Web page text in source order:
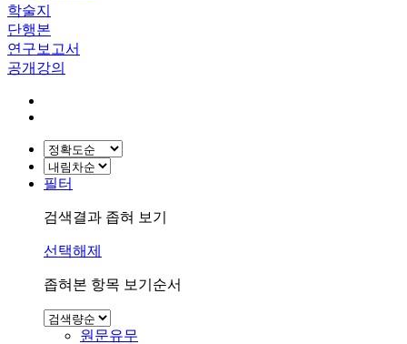
학술지
단행본
연구보고서
공개강의
필터
검색결과 좁혀 보기
선택해제
좁혀본 항목 보기순서
원문유무